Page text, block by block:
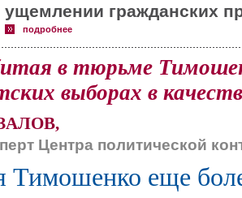
ущемлении гражданских
подробнее
в тюрьме
выборах в
Центра политической
Тимошенко еще